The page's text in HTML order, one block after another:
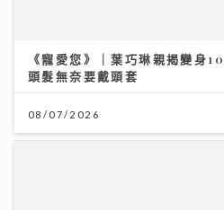
《寵愛您》｜葉巧琳親揭變身
頭髮無奈要戴頭套
08/07/2026